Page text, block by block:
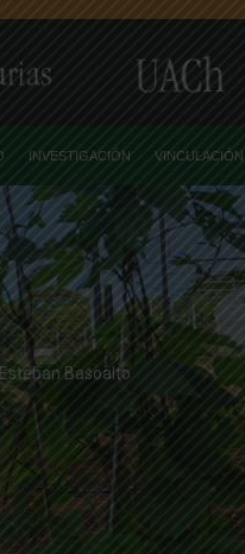
INVESTIGACIÓN VINCULACIÓN
Basoalto